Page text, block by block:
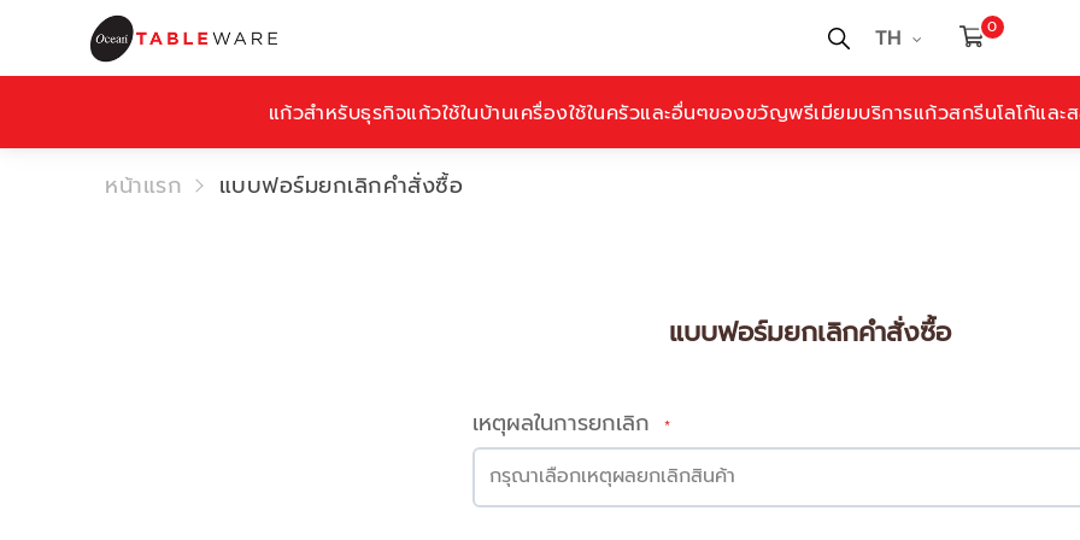
TH 0
แก้วสำหรับธุรกิจแก้วใช้ในบ้านเครื่องใช้ในครัวและอื่นๆของขวัญพรีเมียมบริการแก้วสกรีนโลโก้และ
หน้าแรก แบบฟอร์มยกเลิกคำสั่งซื้อ
แบบฟอร์มยกเลิกคำสั่งซื้อ
เหตุผลในการยกเลิก